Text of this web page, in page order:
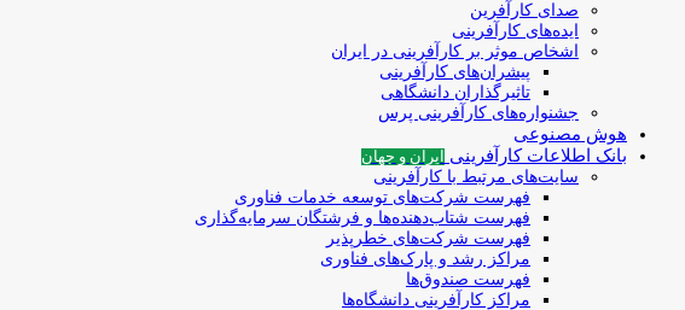
صدای کارآفرین
ایده‌های کارآفرینی
اشخاص موثر بر کارآفرینی در ایران
پیشران‌های کارآفرینی
تاثیرگذاران دانشگاهی
جشنواره‌های کارآفرینی‌ پرس
هوش مصنوعی
بانک اطلاعات کارآفرینی
ایران و جهان
سایت‌های مرتبط با کارآفرینی
فهرست شرکت‌های‌‌ توسعه‌ خدمات فناوری
فهرست شتاب‌دهنده‌ها‌ و فرشتگان‌ سرمایه‌گذاری
فهرست شرکت‌های خطرپذیر
مراکز رشد و پارک‌های فناوری
فهرست صندوق‌ها
مراکز کارآفرینی دانشگاه‌ها